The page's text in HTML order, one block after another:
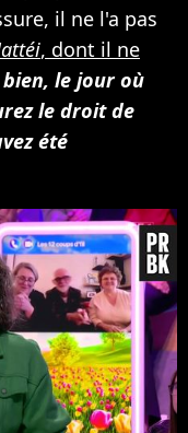
il ne l'a pas
, dont il ne
le jour où
le droit de
été